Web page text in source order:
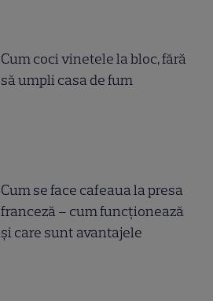
Cum coci vinetele la bloc, fără
să umpli casa de fum
Cum se face cafeaua la presa
franceză – cum funcționează
și care sunt avantajele